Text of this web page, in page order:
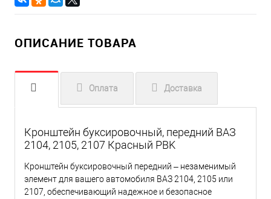
ОПИСАНИЕ ТОВАРА
Оплата Доставка
Кронштейн буксировочный, передний ВАЗ
2104, 2105, 2107 Красный PBK
Кронштейн буксировочный передний – незаменимый
элемент для вашего автомобиля ВАЗ 2104, 2105 или
2107, обеспечивающий надежное и безопасное